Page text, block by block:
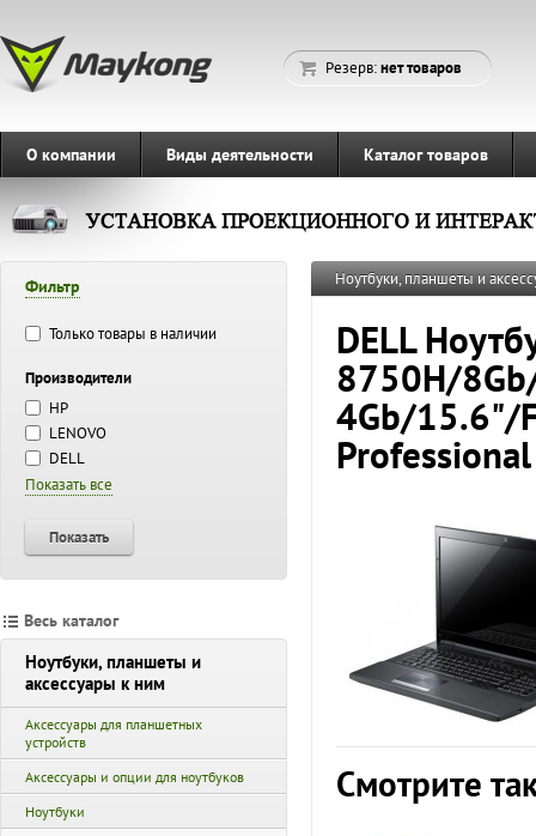
Резерв:нет товаров
О компании Виды деятельности Каталог товаров
Фильтр
Только товары в наличии
Производители
HP
LENOVO
DELL
Показать все
Показать
Весь каталог
Ноутбуки, планшеты и
аксессуары к ним
Аксессуары для планшетных
устройств
Аксессуары и опции для ноутбуков
Ноутбуки
Ноутбуки, планшеты и
DELL
8750H/
4Gb/15.6"/
Смотрите